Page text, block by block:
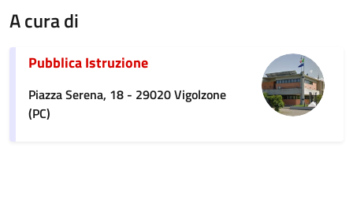
A cura di
Pubblica Istruzione
Piazza Serena, 18 - 29020 Vigolzone
(PC)